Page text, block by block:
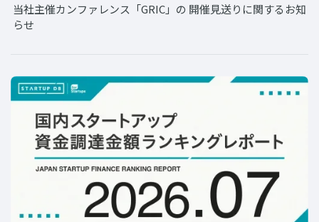
当社主催カンファレンス「GRIC」の 開催見送りに関するお知
らせ